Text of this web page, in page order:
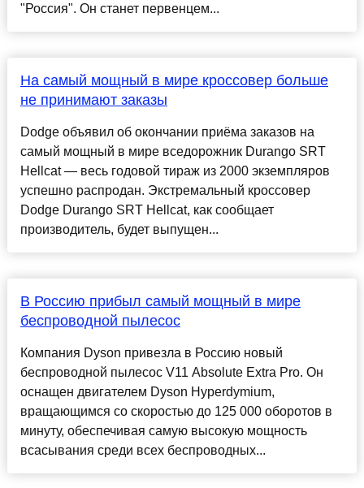
"Россия". Он станет первенцем...
На самый мощный в мире кроссовер больше
не принимают заказы
Dodge объявил об окончании приёма заказов на
самый мощный в мире вседорожник Durango SRT
Hellcat — весь годовой тираж из 2000 экземпляров
успешно распродан. Экстремальный кроссовер
Dodge Durango SRT Hellcat, как сообщает
производитель, будет выпущен...
В Россию прибыл самый мощный в мире
беспроводной пылесос
Компания Dyson привезла в Россию новый
беспроводной пылесос V11 Absolute Extra Pro. Он
оснащен двигателем Dyson Hyperdymium,
вращающимся со скоростью до 125 000 оборотов в
минуту, обеспечивая самую высокую мощность
всасывания среди всех беспроводных...